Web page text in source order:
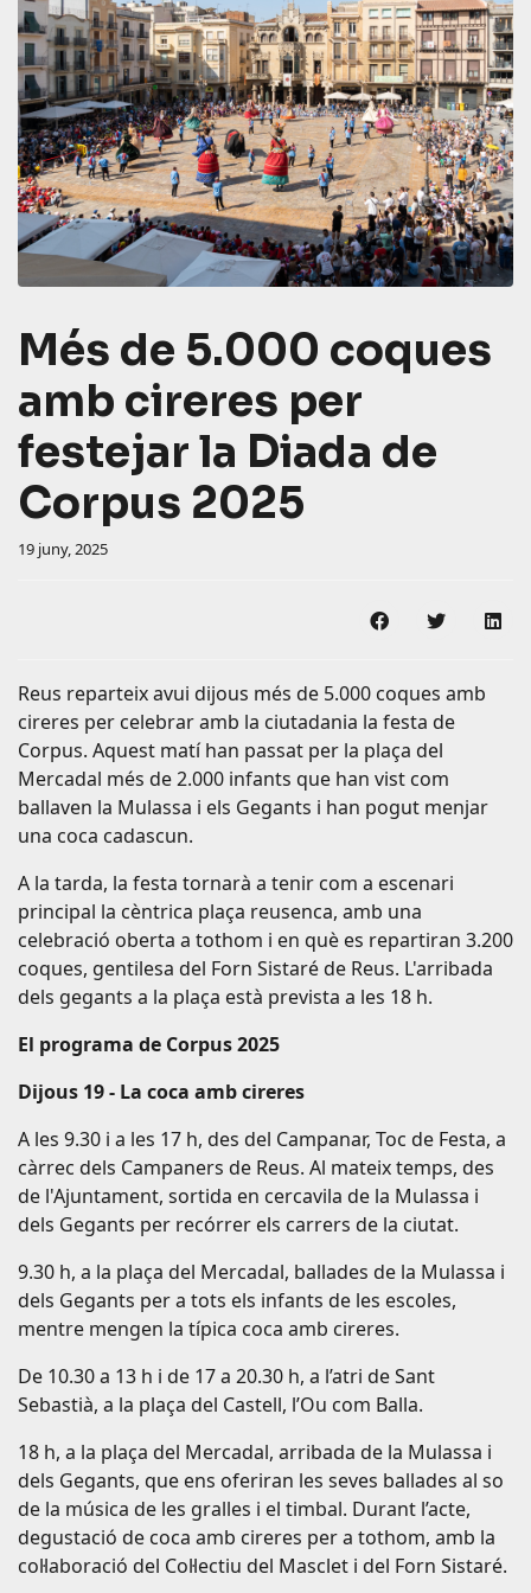
Més de 5.000 coques
amb cireres per
festejar la Diada de
Corpus 2025
19 juny, 2025
Compartir en
Reus reparteix avui dijous més de 5.000 coques amb
cireres per celebrar amb la ciutadania la festa de
Corpus. Aquest matí han passat per la plaça del
Mercadal més de 2.000 infants que han vist com
ballaven la Mulassa i els Gegants i han pogut menjar
una coca cadascun.
A la tarda, la festa tornarà a tenir com a escenari
principal la cèntrica plaça reusenca, amb una
celebració oberta a tothom i en què es repartiran 3.200
coques, gentilesa del Forn Sistaré de Reus. L'arribada
dels gegants a la plaça està prevista a les 18 h.
El programa de Corpus 2025
Dijous 19 - La coca amb cireres
A les 9.30 i a les 17 h, des del Campanar, Toc de Festa, a
càrrec dels Campaners de Reus. Al mateix temps, des
de l'Ajuntament, sortida en cercavila de la Mulassa i
dels Gegants per recórrer els carrers de la ciutat.
9.30 h, a la plaça del Mercadal, ballades de la Mulassa i
dels Gegants per a tots els infants de les escoles,
mentre mengen la típica coca amb cireres.
De 10.30 a 13 h i de 17 a 20.30 h, a l’atri de Sant
Sebastià, a la plaça del Castell, l’Ou com Balla.
18 h, a la plaça del Mercadal, arribada de la Mulassa i
dels Gegants, que ens oferiran les seves ballades al so
de la música de les gralles i el timbal. Durant l’acte,
degustació de coca amb cireres per a tothom, amb la
col·laboració del Col·lectiu del Masclet i del Forn Sistaré.